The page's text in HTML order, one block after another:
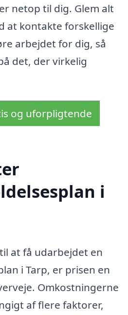
netop til dig. Glem alt
at kontakte forskellige
arbejdet for dig, så
det, der virkelig
og uforpligtende
i
at få udarbejdet en
i Tarp, er prisen en
Omkostningerne
af flere faktorer,